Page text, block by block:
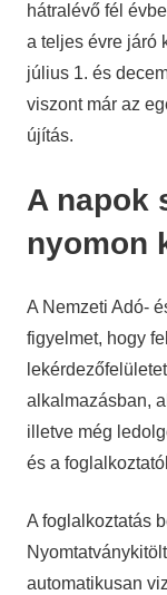
hátralévő fél
a teljes évre járó
július 1. és
viszont már az
újítás.
A napok
nyomon
A Nemzeti Adó-
figyelmet, hogy
alkalmazásban,
illetve még
és a
A foglalkoztatás
automatikusan